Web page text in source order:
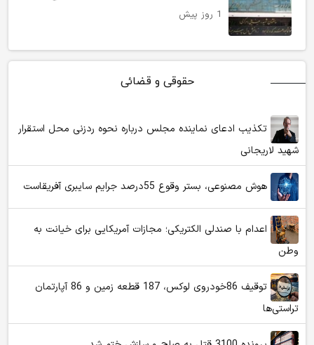
1 روز پیش
حقوقی و قضائی
تکذیب ادعای نماینده مجلس درباره نحوه ردزنی محل استقرار
شهید لاریجانی
هوش مصنوعی، بستر وقوع 55درصد جرایم سایبری آفریقاست
اعدام با صندلی الکتریکی؛ مجازات آمریکایی برای خیانت به
وطن
توقیف 86خودروی لوکس، 187 قطعه زمین و 86 آپارتمان
تراستی‌ها